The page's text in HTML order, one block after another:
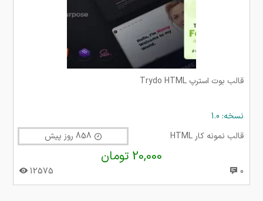
قالب بوت استرپ Trydo HTML
نسخه: 1.0
قالب نمونه کار HTML
20,000 تومان
0
12575